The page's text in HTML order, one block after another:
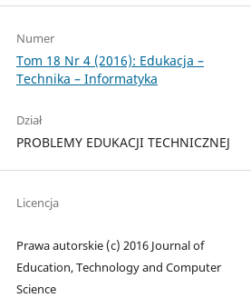
Numer
Tom 18 Nr 4 (2016): Edukacja –
Technika – Informatyka
Dział
PROBLEMY EDUKACJI TECHNICZNEJ
Licencja
Prawa autorskie (c) 2016 Journal of
Education, Technology and Computer
Science